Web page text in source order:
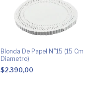
Blonda De Papel N°15 (15 Cm
Diametro)
$2.390,00